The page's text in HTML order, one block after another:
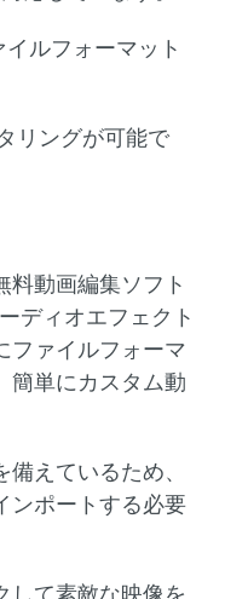
ルフォーマット
リングが可能で
料動画編集ソフト
ディオエフェクト
ファイルフォーマ
簡単にカスタム動
えているため、
ンポートする必要
して素敵な映像を